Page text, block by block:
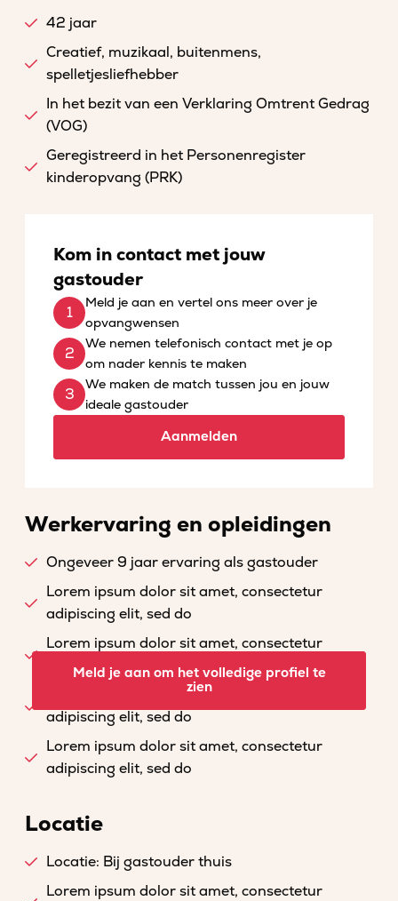
42 jaar
Creatief, muzikaal, buitenmens,
spelletjesliefhebber
In het bezit van een Verklaring Omtrent Gedrag
(VOG)
Geregistreerd in het Personenregister
kinderopvang (PRK)
Kom in contact met jouw
gastouder
Meld je aan en vertel ons meer over je
opvangwensen
We nemen telefonisch contact met je op
om nader kennis te maken
We maken de match tussen jou en jouw
ideale gastouder
Aanmelden
Werkervaring en opleidingen
Ongeveer 9 jaar ervaring als gastouder
Lorem ipsum dolor sit amet, consectetur
adipiscing elit, sed do
Lorem ipsum dolor sit amet, consectetur
adipiscing elit, sed do
Lorem ipsum dolor sit amet, consectetur
adipiscing elit, sed do
Lorem ipsum dolor sit amet, consectetur
adipiscing elit, sed do
Meld je aan om het volledige profiel te
zien
Locatie
Locatie: Bij gastouder thuis
Lorem ipsum dolor sit amet, consectetur